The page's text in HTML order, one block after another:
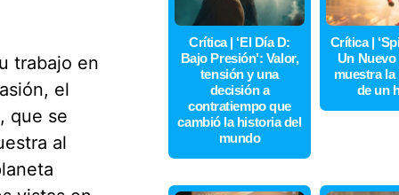
trabajo en
el
que se
al
Crítica | ‘El Día D:
Bajo Presión’: Valor,
tensión y una
decisión a
contratiempo que
cambió la historia del
mundo
Crítica |
Un Nuevo
muestra la
de un